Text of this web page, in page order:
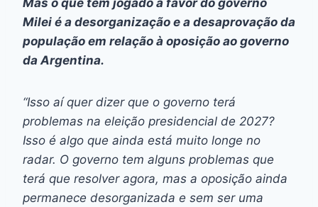
Milei é a desorganização e a desaprovação da
população em relação à oposição ao governo
da Argentina.
“Isso aí quer dizer que o governo terá
problemas na eleição presidencial de 2027?
Isso é algo que ainda está muito longe no
radar. O governo tem alguns problemas que
terá que resolver agora, mas a oposição ainda
permanece desorganizada e sem ser uma